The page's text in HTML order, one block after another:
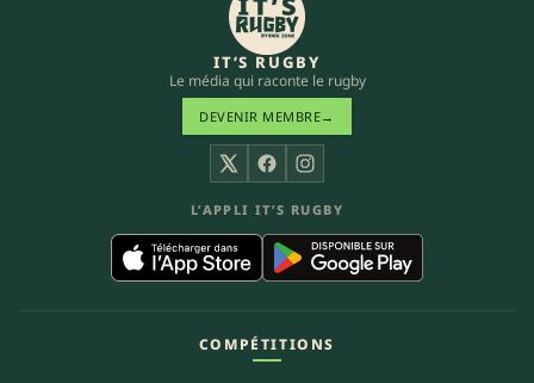
IT’S RUGBY
Le média qui raconte le rugby
DEVENIR MEMBRE→
X FacebookInstagram
L’APPLI IT’S RUGBY
COMPÉTITIONS